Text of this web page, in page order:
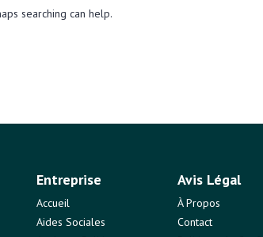
searching can help.
Entreprise
Accueil
Aides Sociales
Avis Légal
À Propos
Contact